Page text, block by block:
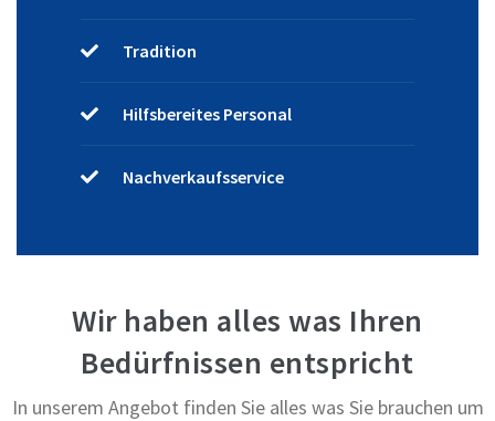
Tradition
Hilfsbereites Personal
Nachverkaufsservice
Wir haben alles was Ihren
Bedürfnissen entspricht
In unserem Angebot finden Sie alles was Sie brauchen um